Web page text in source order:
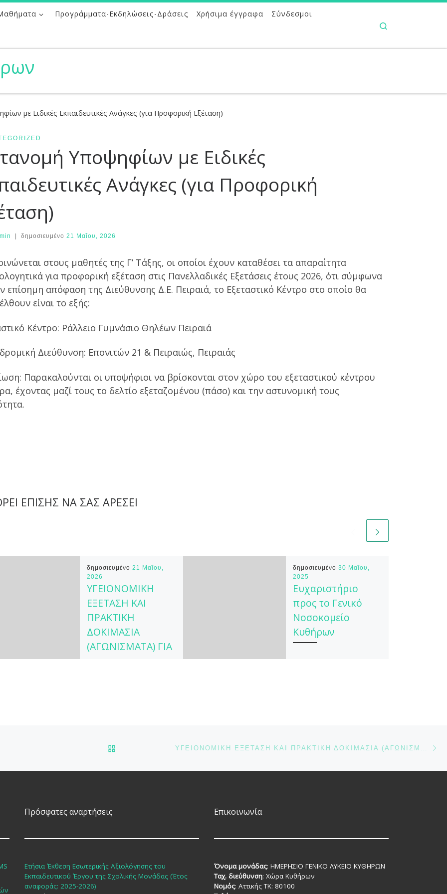
Προγράμματα-Εκδηλώσεις-Δράσεις Χρήσιμα έγγραφα Σύνδεσμοι
με Ειδικές Εκπαιδευτικές Ανάγκες (για Προφορική Εξέταση)
Υποψηφίων με Ειδικές
Ανάγκες (για Προφορική
δημοσιευμένο 21 Μαΐου, 2026
στους μαθητές της Γ’ Τάξης, οι οποίοι έχουν καταθέσει τα απαραίτητα
για προφορική εξέταση στις Πανελλαδικές Εξετάσεις έτους 2026, ότι σύμφωνα
επίσημη απόφαση της Διεύθυνσης Δ.Ε. Πειραιά, το Εξεταστικό Κέντρο στο οποίο θα
είναι το εξής:
Κέντρο: Ράλλειο Γυμνάσιο Θηλέων Πειραιά
Διεύθυνση: Επονιτών 21 & Πειραιώς, Πειραιάς
Παρακαλούνται οι υποψήφιοι να βρίσκονται στον χώρο του εξεταστικού κέντρου
έχοντας μαζί τους το δελτίο εξεταζομένου (πάσο) και την αστυνομική τους
ΕΠΊΣΗΣ ΝΑ ΣΑΣ ΑΡΈΣΕΙ
δημοσιευμένο21 Μαΐου,
2026
ΥΓΕΙΟΝΟΜΙΚΗ
ΕΞΕΤΑΣΗ ΚΑΙ
ΠΡΑΚΤΙΚΗ
ΔΟΚΙΜΑΣΙΑ
(ΑΓΩΝΙΣΜΑΤΑ) ΓΙΑ
έτους 2026-2027), […]
δημοσιευμένο 30 Μαΐου,
2025
Ευχαριστήριο
προς το Γενικό
Νοσοκομείο
Κυθήρων
ΠΊΣΩ ΣΤΗΝ ΛΊΣΤΑ ΆΡΘΡΩΝ
Πρόσφατες αναρτήσεις
Ετήσια Έκθεση Εσωτερικής Αξιολόγησης του
Εκπαιδευτικού Έργου της Σχολικής Μονάδας (Έτος
αναφοράς: 2025-2026)
Επικοινωνία
Όνομα μονάδας: ΗΜΕΡΗΣΙΟ ΓΕΝΙΚΟ ΛΥΚΕΙΟ ΚΥΘΗΡΩΝ
Ταχ. διεύθυνση: Χώρα Κυθήρων
Νομός: Αττικής TK: 80100